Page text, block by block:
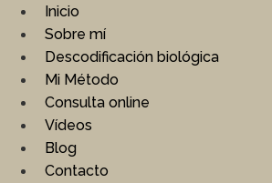
Inicio
Sobre mí
Descodificación biológica
Mi Método
Consulta online
Vídeos
Blog
Contacto